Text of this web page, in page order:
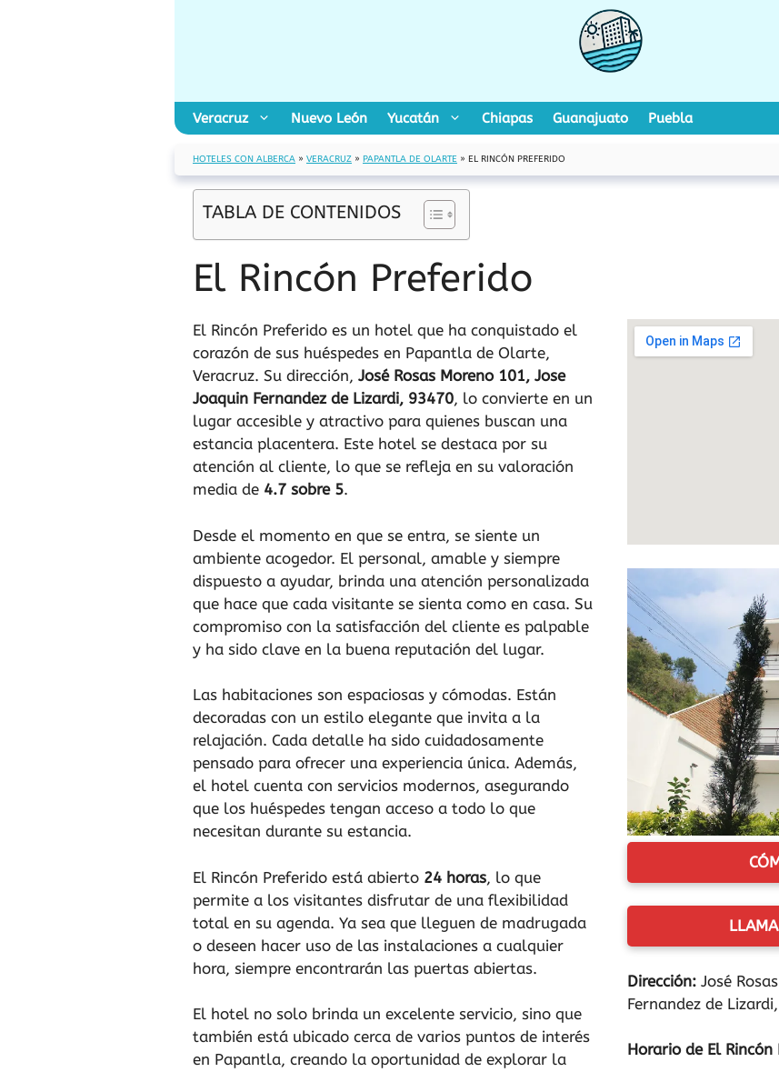
Veracruz Nuevo León Yucatán Chiapas Guanajuato Puebla
HOTELES CON ALBERCA » VERACRUZ » PAPANTLA DE OLARTE » EL RINCÓN PREFERIDO
TABLA DE CONTENIDOS
El Rincón Preferido
El Rincón Preferido es un hotel que ha conquistado el
corazón de sus huéspedes en Papantla de Olarte,
Veracruz. Su dirección, José Rosas Moreno 101, Jose
Joaquin Fernandez de Lizardi, 93470, lo convierte en un
lugar accesible y atractivo para quienes buscan una
estancia placentera. Este hotel se destaca por su
atención al cliente, lo que se refleja en su valoración
media de 4.7 sobre 5.
Desde el momento en que se entra, se siente un
ambiente acogedor. El personal, amable y siempre
dispuesto a ayudar, brinda una atención personalizada
que hace que cada visitante se sienta como en casa. Su
compromiso con la satisfacción del cliente es palpable
y ha sido clave en la buena reputación del lugar.
Las habitaciones son espaciosas y cómodas. Están
decoradas con un estilo elegante que invita a la
relajación. Cada detalle ha sido cuidadosamente
pensado para ofrecer una experiencia única. Además,
el hotel cuenta con servicios modernos, asegurando
que los huéspedes tengan acceso a todo lo que
necesitan durante su estancia.
El Rincón Preferido está abierto 24 horas, lo que
permite a los visitantes disfrutar de una flexibilidad
total en su agenda. Ya sea que lleguen de madrugada
o deseen hacer uso de las instalaciones a cualquier
hora, siempre encontrarán las puertas abiertas.
El hotel no solo brinda un excelente servicio, sino que
también está ubicado cerca de varios puntos de interés
en Papantla, creando la oportunidad de explorar la
Dirección:José
Fernandez de
Horario de El Rincón